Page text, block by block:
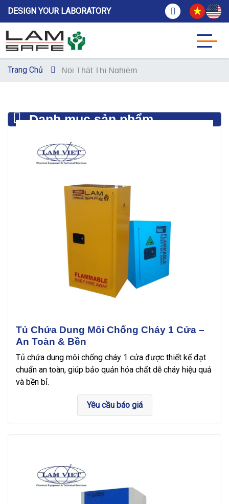
DESIGN YOUR LABORATORY
Trang Chủ Nội Thất Thí Nghiệm
Tủ Chứa Dung Môi Chống Cháy 1 Cửa –
An Toàn & Bền
Tủ chứa dung môi chống cháy 1 cửa được thiết kế đạt
chuẩn an toàn, giúp bảo quản hóa chất dễ cháy hiệu quả
và bền bỉ.
Yêu cầu báo giá